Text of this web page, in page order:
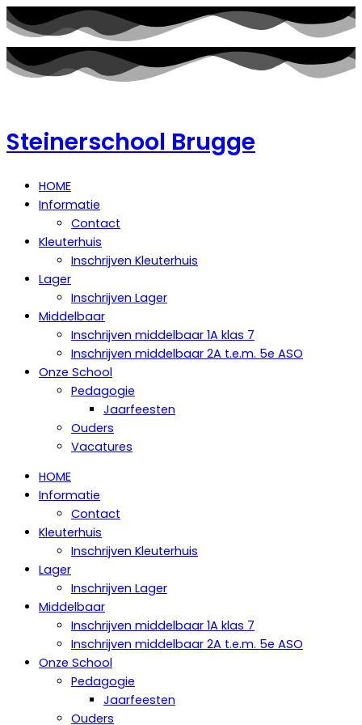
Steinerschool Brugge
HOME
Informatie
Contact
Kleuterhuis
Inschrijven Kleuterhuis
Lager
Inschrijven Lager
Middelbaar
Inschrijven middelbaar 1A klas 7
Inschrijven middelbaar 2A t.e.m. 5e ASO
Onze School
Pedagogie
Jaarfeesten
Ouders
Vacatures
HOME
Informatie
Contact
Kleuterhuis
Inschrijven Kleuterhuis
Lager
Inschrijven Lager
Middelbaar
Inschrijven middelbaar 1A klas 7
Inschrijven middelbaar 2A t.e.m. 5e ASO
Onze School
Pedagogie
Jaarfeesten
Ouders